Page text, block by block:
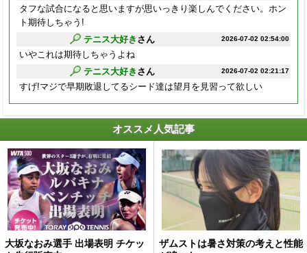
タフな試合になると思いますが思いっきり楽しんでください。ホン
ト期待しちゃう!
2026-07-02 02:54:00
テニス大好き さん
いやこれは期待しちゃうよね
2026-07-02 02:21:17
テニス大好き さん
すげ!マジで早期敗退してるシード達は望月を見習って欲しい
オススメ人気記事
大坂なおみ選手 出場表明 チケッ
ザムストは暑さ対策の考えと性能